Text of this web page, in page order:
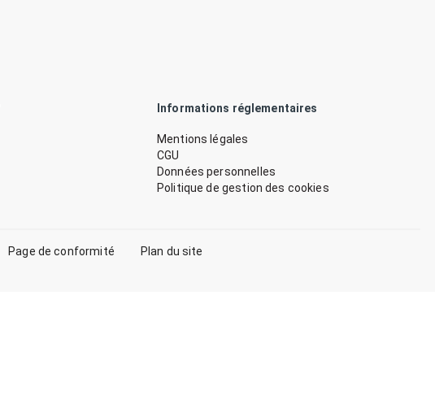
Informations réglementaires
Mentions légales
CGU
Données personnelles
Politique de gestion des cookies
Page de conformité Plan du site